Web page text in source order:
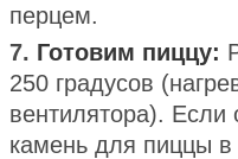
перцем.
7. Готовим пиццу:
250 градусов
вентилятора). Если
камень для пиццы в